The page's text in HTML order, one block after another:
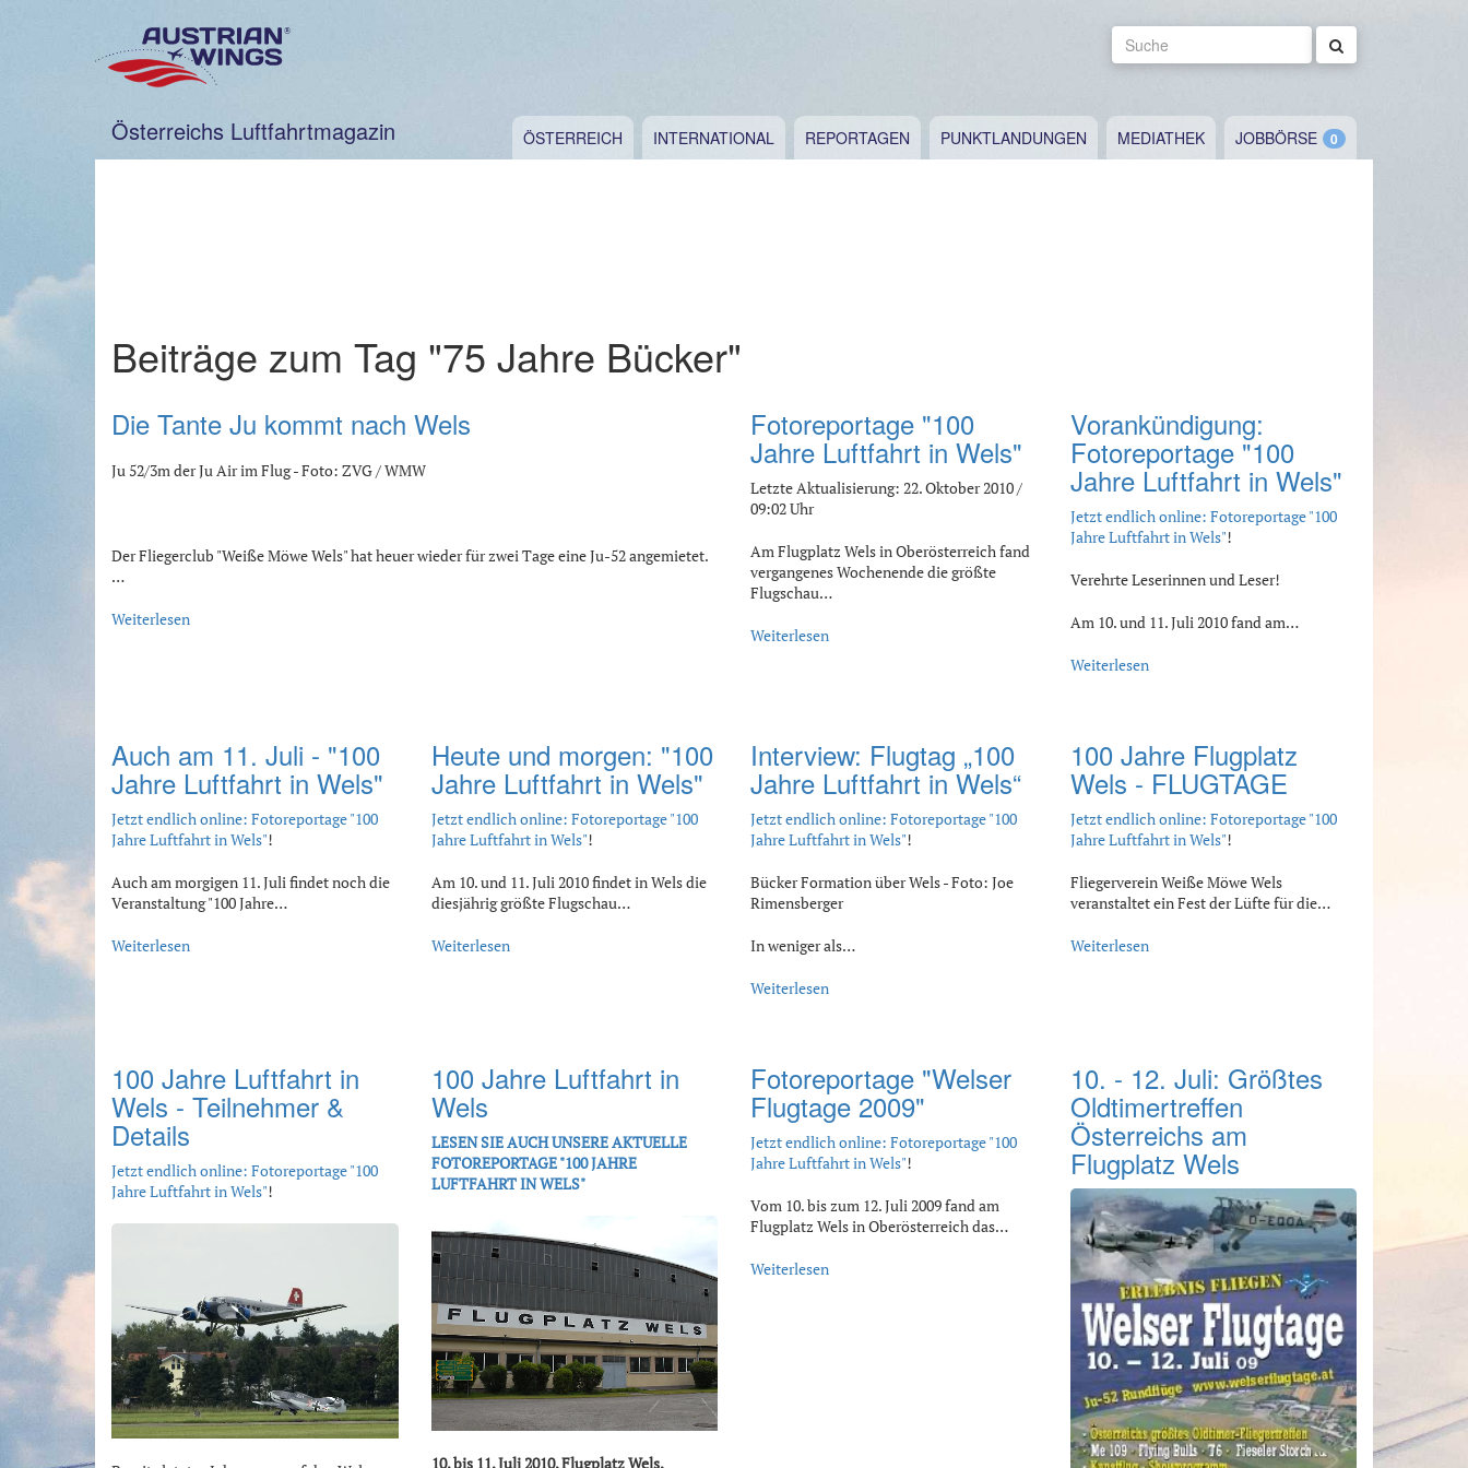
Suche
Österreichs Luftfahrtmagazin ÖSTERREICH INTERNATIONAL REPORTAGEN PUNKTLANDUNGEN MEDIATHEK JOBBÖRSE
Beiträge zum Tag "75 Jahre Bücker"
Die Tante Ju kommt nach Wels
Ju 52/3m der Ju Air im Flug - Foto: ZVG / WMW
Der Fliegerclub "Weiße Möwe Wels" hat heuer wieder für zwei Tage eine Ju-52 angemietet.
…
Weiterlesen
Fotoreportage "100
Jahre Luftfahrt in Wels"
Letzte Aktualisierung: 22. Oktober 2010 /
09:02 Uhr
Am Flugplatz Wels in Oberösterreich fand
vergangenes Wochenende die größte
Flugschau…
Weiterlesen
Vorankündigung:
Fotoreportage "100
Jahre Luftfahrt in Wels"
Jetzt endlich online: Fotoreportage "100
Jahre Luftfahrt in Wels"!
Verehrte Leserinnen und Leser!
Am 10. und 11. Juli 2010 fand am…
Weiterlesen
Auch am 11. Juli - "100
Jahre Luftfahrt in Wels"
Jetzt endlich online: Fotoreportage "100
Jahre Luftfahrt in Wels"!
Auch am morgigen 11. Juli findet noch die
Veranstaltung "100 Jahre…
Weiterlesen
Heute und morgen: "100
Jahre Luftfahrt in Wels"
Jetzt endlich online: Fotoreportage "100
Jahre Luftfahrt in Wels"!
Am 10. und 11. Juli 2010 findet in Wels die
diesjährig größte Flugschau…
Weiterlesen
Interview: Flugtag „100
Jahre Luftfahrt in Wels“
Jetzt endlich online: Fotoreportage "100
Jahre Luftfahrt in Wels"!
Bücker Formation über Wels - Foto: Joe
Rimensberger
In weniger als…
Weiterlesen
100 Jahre Flugplatz
Wels - FLUGTAGE
Jetzt endlich online: Fotoreportage "100
Jahre Luftfahrt in Wels"!
Fliegerverein Weiße Möwe Wels
veranstaltet ein Fest der Lüfte für die…
Weiterlesen
100 Jahre Luftfahrt in
Wels - Teilnehmer &
Details
Jetzt endlich online: Fotoreportage "100
Jahre Luftfahrt in Wels"!
100 Jahre Luftfahrt in
Wels
LESEN SIE AUCH UNSERE AKTUELLE
FOTOREPORTAGE "100 JAHRE
LUFTFAHRT IN WELS"
10. bis 11. Juli 2010, Flugplatz Wels,
Fotoreportage "Welser
Flugtage 2009"
Jetzt endlich online: Fotoreportage "100
Jahre Luftfahrt in Wels"!
Vom 10. bis zum 12. Juli 2009 fand am
Flugplatz Wels in Oberösterreich das…
Weiterlesen
10. - 12. Juli: Größtes
Oldtimertreffen
Österreichs am
Flugplatz Wels